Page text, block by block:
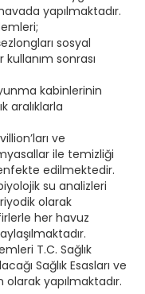
yapılmaktadır.
sosyal
sonrası
kabinlerinin
aralıklarla
ve
ile temizliği
edilmektedir.
su analizleri
olarak
her havuz
T.C. Sağlık
Sağlık Esasları ve
olarak yapılmaktadır.